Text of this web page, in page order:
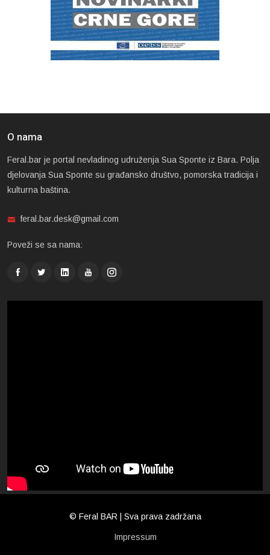
O nama
Feral.bar je portal nevladinog udruženja Sua Sponte iz Bara. Polja
djelovanja Sua Sponte su građansko društvo, pomorska tradicija i
kulturna baština.
feral.bar.desk@gmail.com
Poveži se sa nama:
© Feral BAR | Sva prava zadržana
Impressum